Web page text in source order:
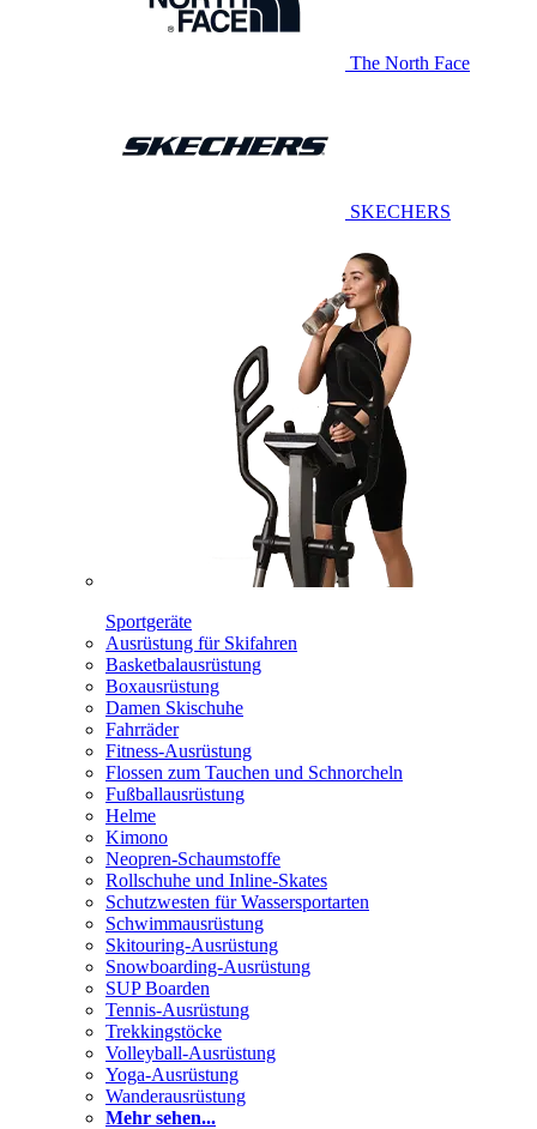
The North Face
SKECHERS
Sportgeräte
Ausrüstung für Skifahren
Basketbalausrüstung
Boxausrüstung
Damen Skischuhe
Fahrräder
Fitness-Ausrüstung
Flossen zum Tauchen und Schnorcheln
Fußballausrüstung
Helme
Kimono
Neopren-Schaumstoffe
Rollschuhe und Inline-Skates
Schutzwesten für Wassersportarten
Schwimmausrüstung
Skitouring-Ausrüstung
Snowboarding-Ausrüstung
SUP Boarden
Tennis-Ausrüstung
Trekkingstöcke
Volleyball-Ausrüstung
Yoga-Ausrüstung
Wanderausrüstung
Mehr sehen...